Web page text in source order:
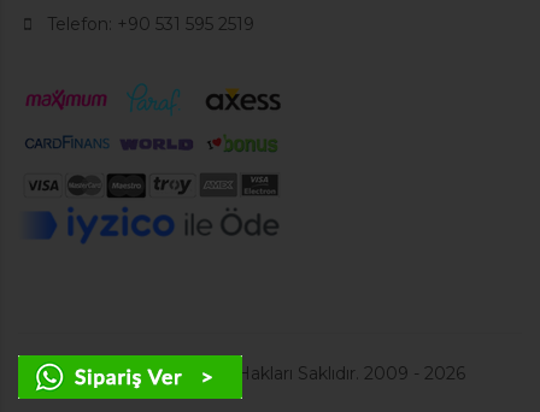
Telefon: +90 531 595 2519
© Copyright - Tüm Hakları Saklıdır. 2009 - 2026